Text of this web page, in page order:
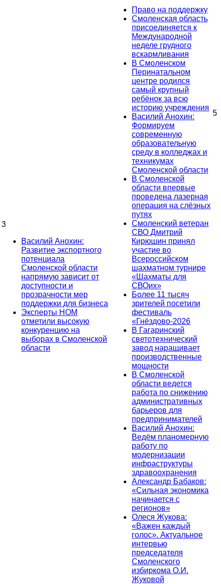
3
Василий Анохин:
Развитие экспортного
потенциала
Смоленской области
напрямую зависит от
доступности и
прозрачности мер
поддержки для бизнеса
Эксперты НОМ
отметили высокую
конкуренцию на
выборах в Смоленской
области
Право на поддержку
Смоленская область
присоединяется к
Международной
неделе грудного
вскармливания
В Смоленском
Перинатальном
центре родился
самый крупный
ребёнок за всю
историю учреждения
Василий Анохин:
Формируем
современную
образовательную
среду в колледжах и
техникумах
Смоленской области
В Смоленской
области впервые
проведена лазерная
операция на слёзных
путях
Смоленский ветеран
СВО Дмитрий
Кирюшин принял
участие во
Всероссийском
шахматном турнире
«Шахматы для
СВОих»
Более 11 тысяч
зрителей посетили
фестиваль
«Гнёздово-2026
В Гагаринский
светотехнический
завод наращивает
производственные
мощности
В Смоленской
области ведется
работа по снижению
административных
барьеров для
предпринимателей
Василий Анохин:
Ведём планомерную
работу по
модернизации
инфраструктуры
здравоохранения
Александр Бабаков:
«Сильная экономика
начинается с
регионов»
Олеся Жукова:
«Важен каждый
голос». Актуальное
интервью
председателя
Смоленского
избиркома О.И.
Жуковой
5